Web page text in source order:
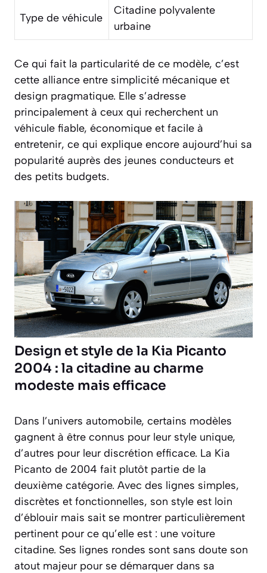
Type de véhicule
Citadine polyvalente
urbaine
Ce qui fait la particularité de ce modèle, c’est
cette alliance entre simplicité mécanique et
design pragmatique. Elle s’adresse
principalement à ceux qui recherchent un
véhicule fiable, économique et facile à
entretenir, ce qui explique encore aujourd’hui sa
popularité auprès des jeunes conducteurs et
des petits budgets.
Design et style de la Kia Picanto
2004 : la citadine au charme
modeste mais efficace
Dans l’univers automobile, certains modèles
gagnent à être connus pour leur style unique,
d’autres pour leur discrétion efficace. La Kia
Picanto de 2004 fait plutôt partie de la
deuxième catégorie. Avec des lignes simples,
discrètes et fonctionnelles, son style est loin
d’éblouir mais sait se montrer particulièrement
pertinent pour ce qu’elle est : une voiture
citadine. Ses lignes rondes sont sans doute son
atout majeur pour se démarquer dans sa